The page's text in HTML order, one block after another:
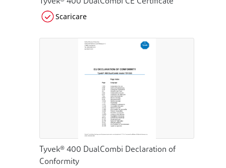
Tyvek® 400 DualCombi CE Certificate
Scaricare
Tyvek® 400 DualCombi Declaration of
Conformity